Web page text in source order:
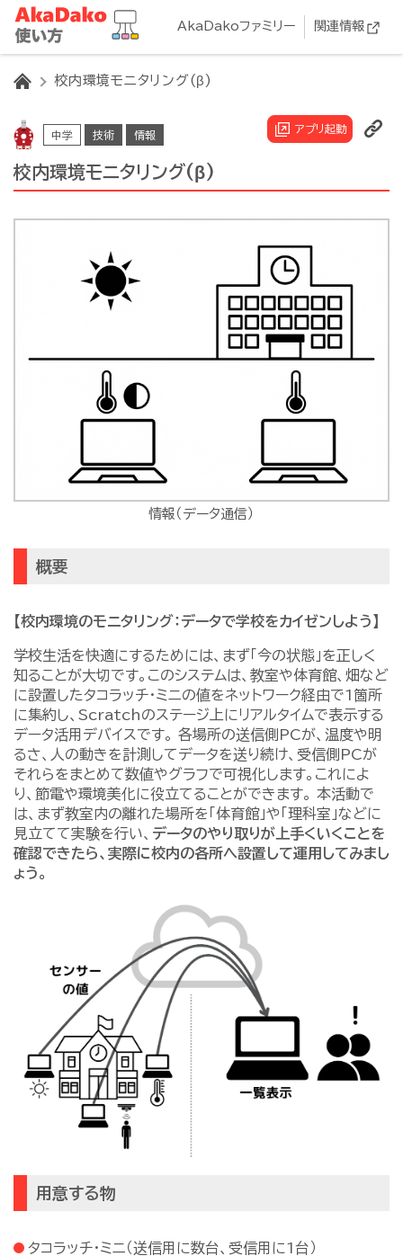
AkaDakoファミリー 関連情報
HOME
校内環境モニタリング(β)
中学 技術 情報
校内環境モニタリング(β)
アプリ起動
情報（データ通信）
概要
【校内環境のモニタリング：データで学校をカイゼンしよう】
学校生活を快適にするためには、まず「今の状態」を正しく
知ることが大切です。このシステムは、教室や体育館、畑など
に設置したタコラッチ・ミニの値をネットワーク経由で1箇所
に集約し、Scratchのステージ上にリアルタイムで表示する
データ活用デバイスです。 各場所の送信側PCが、温度や明
るさ、人の動きを計測してデータを送り続け、受信側PCが
それらをまとめて数値やグラフで可視化します。これによ
り、節電や環境美化に役立てることができます。 本活動で
は、まず教室内の離れた場所を「体育館」や「理科室」などに
見立てて実験を行い、 データのやり取りが上手くいくことを
確認できたら、実際に校内の各所へ設置して運用してみまし
ょう。
用意する物
タコラッチ・ミニ（送信用に数台、受信用に1台）